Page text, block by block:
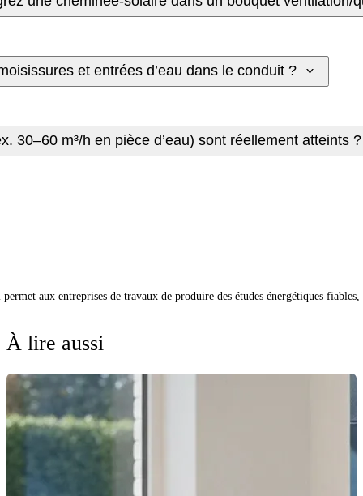
et entrées d’eau dans le conduit ?
30–60 m³/h en pièce d’eau) sont réellement atteints ?
aux entreprises de travaux de produire des études énergétiques
À lire aussi